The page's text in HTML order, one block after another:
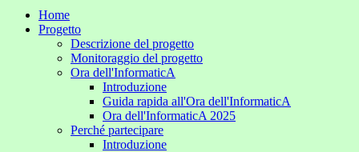
Home
Progetto
Descrizione del progetto
Monitoraggio del progetto
Ora dell'InformaticA
Introduzione
Guida rapida all'Ora dell'InformaticA
Ora dell'InformaticA 2025
Perché partecipare
Introduzione